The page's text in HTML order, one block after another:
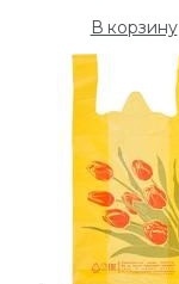
В корзину